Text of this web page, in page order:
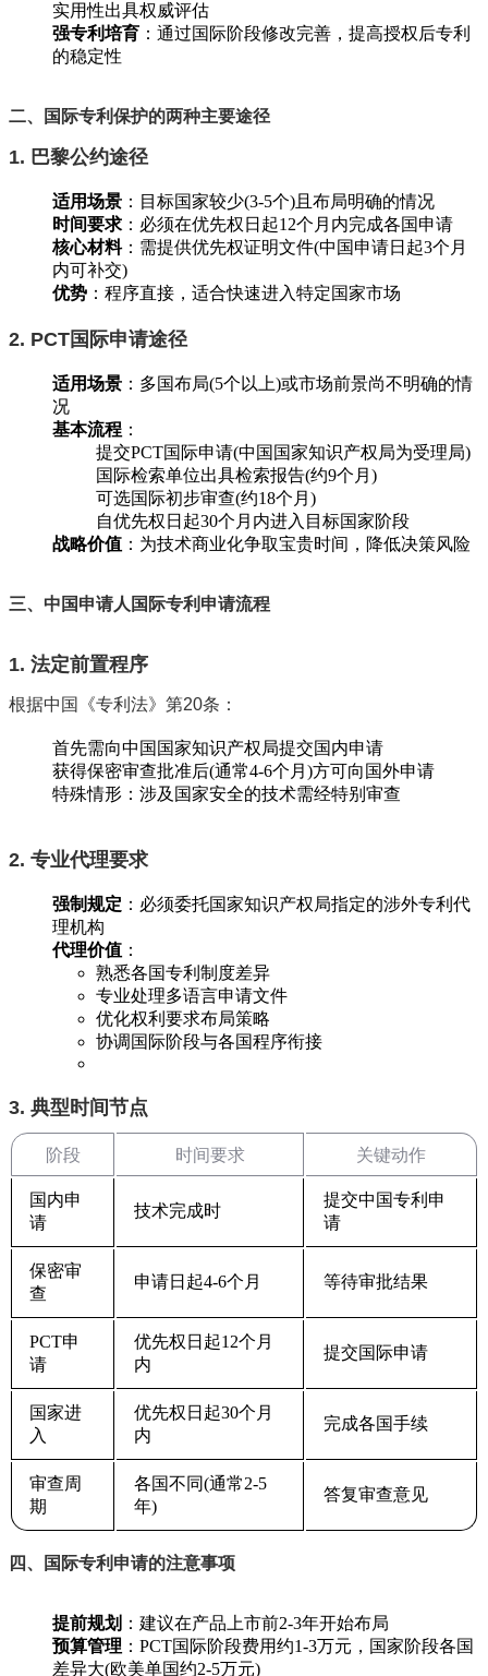
实用性出具权威评估
强专利培育 ‌：通过国际阶段修改完善，提高授权后专利
的稳定性
二、国际专利保护的两种主要途径
1. 巴黎公约途径
适用场景 ‌：目标国家较少(3-5个)且布局明确的情况
时间要求 ‌：必须在优先权日起12个月内完成各国申请
核心材料‌：需提供优先权证明文件(中国申请日起3个月
内可补交)
优势 ‌：程序直接，适合快速进入特定国家市场
2. PCT国际申请途径
适用场景 ‌：多国布局(5个以上)或市场前景尚不明确的情
况
基本流程 ‌：
提交PCT国际申请(中国国家知识产权局为受理局)
国际检索单位出具检索报告(约9个月)
可选国际初步审查(约18个月)
自优先权日起30个月内进入目标国家阶段
战略价值 ‌：为技术商业化争取宝贵时间，降低决策风险
三、中国申请人国际专利申请流程
1. 法定前置程序
根据中国《专利法》第20条：
首先需向中国国家知识产权局提交国内申请
获得保密审查批准后(通常4-6个月)方可向国外申请
特殊情形：涉及国家安全的技术需经特别审查
2. 专业代理要求
强制规定 ‌：必须委托国家知识产权局指定的涉外专利代
理机构
代理价值 ‌：
熟悉各国专利制度差异
专业处理多语言申请文件
优化权利要求布局策略
协调国际阶段与各国程序衔接
3. 典型时间节点
阶段 时间要求 关键动作
国内申
请
技术完成时
提交中国专利申
请
保密审
查
申请日起4-6个月 等待审批结果
PCT申
请
优先权日起12个月
内
提交国际申请
国家进
入
优先权日起30个月
内
完成各国手续
审查周
期
各国不同(通常2-5
年)
答复审查意见
四、国际专利申请的注意事项
提前规划 ‌：建议在产品上市前2-3年开始布局
预算管理 ‌：PCT国际阶段费用约1-3万元，国家阶段各国
差异大(欧美单国约2-5万元)